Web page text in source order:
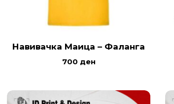
Навивачка Маица – Фаланга
700 ден